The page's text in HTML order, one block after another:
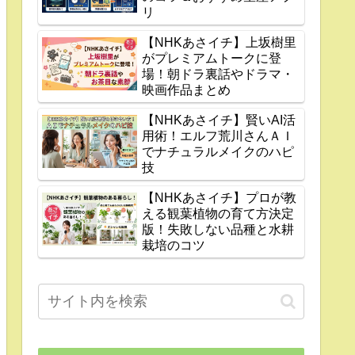
リ
【NHKあさイチ】上坂樹里
がプレミアムトークに登
場！朝ドラ裏話やドラマ・
映画作品まとめ
【NHKあさイチ】賢いAI活
用術！エルフ荒川さんＡＩ
でナチュラルメイクのハピ
技
【NHKあさイチ】プロが教
える観葉植物の育て方決定
版！失敗しない品種と水耕
栽培のコツ